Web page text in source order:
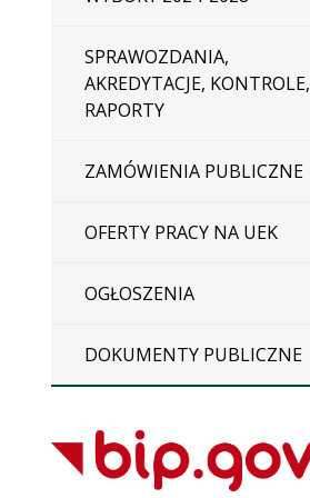
SPRAWOZDANIA,
AKREDYTACJE, KONTROLE,
RAPORTY
ZAMÓWIENIA PUBLICZNE
OFERTY PRACY NA UEK
OGŁOSZENIA
DOKUMENTY PUBLICZNE